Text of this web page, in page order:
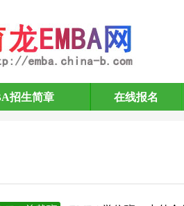
章
招生简章 在线报名